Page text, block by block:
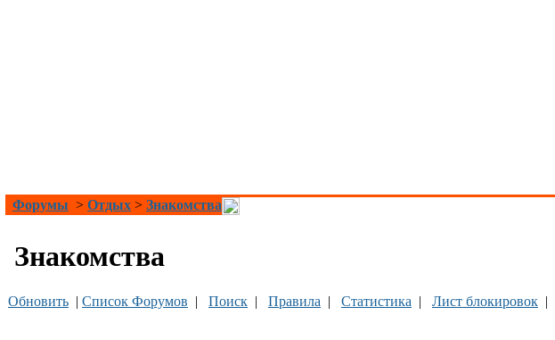
Форумы > Отдых > Знакомства
Знакомства
Обновить | Список Форумов | Поиск | Правила | Статистика | Лист блокировок |